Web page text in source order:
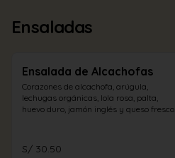
Ensaladas
Ensalada de Alcachofas
Corazones de alcachofa, arúgula,
lechugas orgánicas, lola rosa, palta,
huevo duro, jamón inglés y queso fresco
S/ 30.50